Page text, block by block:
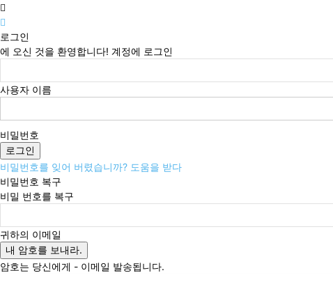
로그인
에 오신 것을 환영합니다! 계정에 로그인
사용자 이름
비밀번호
비밀번호를 잊어 버렸습니까? 도움을 받다
비밀번호 복구
비밀 번호를 복구
귀하의 이메일
암호는 당신에게 - 이메일 발송됩니다.